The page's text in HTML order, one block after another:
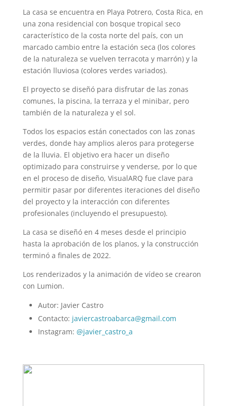
La casa se encuentra en Playa Potrero, Costa Rica, en
una zona residencial con bosque tropical seco
característico de la costa norte del país, con un
marcado cambio entre la estación seca (los colores
de la naturaleza se vuelven terracota y marrón) y la
estación lluviosa (colores verdes variados).
El proyecto se diseñó para disfrutar de las zonas
comunes, la piscina, la terraza y el minibar, pero
también de la naturaleza y el sol.
Todos los espacios están conectados con las zonas
verdes, donde hay amplios aleros para protegerse
de la lluvia. El objetivo era hacer un diseño
optimizado para construirse y venderse, por lo que
en el proceso de diseño, VisualARQ fue clave para
permitir pasar por diferentes iteraciones del diseño
del proyecto y la interacción con diferentes
profesionales (incluyendo el presupuesto).
La casa se diseñó en 4 meses desde el principio
hasta la aprobación de los planos, y la construcción
terminó a finales de 2022.
Los renderizados y la animación de vídeo se crearon
con Lumion.
Autor: Javier Castro
Contacto: javiercastroabarca@gmail.com
Instagram: @javier_castro_a